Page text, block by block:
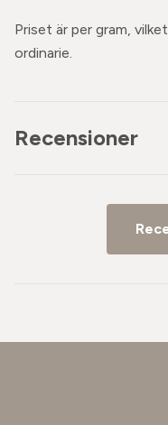
Priset är per gram,
ordinarie.
Recensioner